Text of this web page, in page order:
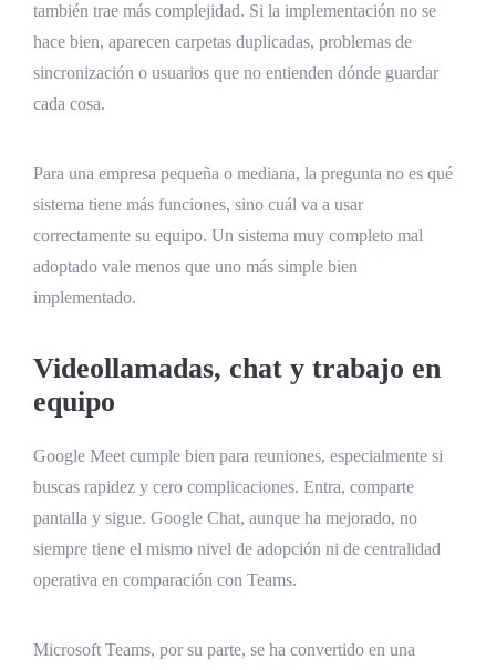
también trae más complejidad. Si la implementación no se
hace bien, aparecen carpetas duplicadas, problemas de
sincronización o usuarios que no entienden dónde guardar
cada cosa.
Para una empresa pequeña o mediana, la pregunta no es qué
sistema tiene más funciones, sino cuál va a usar
correctamente su equipo. Un sistema muy completo mal
adoptado vale menos que uno más simple bien
implementado.
Videollamadas, chat y trabajo en
equipo
Google Meet cumple bien para reuniones, especialmente si
buscas rapidez y cero complicaciones. Entra, comparte
pantalla y sigue. Google Chat, aunque ha mejorado, no
siempre tiene el mismo nivel de adopción ni de centralidad
operativa en comparación con Teams.
Microsoft Teams, por su parte, se ha convertido en una